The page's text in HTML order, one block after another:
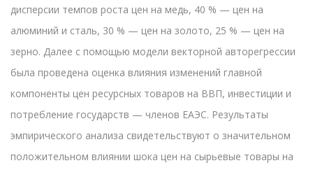
дисперсии темпов роста цен на медь, 40 % — цен на
алюминий и сталь, 30 % — цен на золото, 25 % — цен на
зерно. Далее с помощью модели векторной авторегрессии
была проведена оценка влияния изменений главной
компоненты цен ресурсных товаров на ВВП, инвестиции и
потребление государств — членов ЕАЭС. Результаты
эмпирического анализа свидетельствуют о значительном
положительном влиянии шока цен на сырьевые товары на